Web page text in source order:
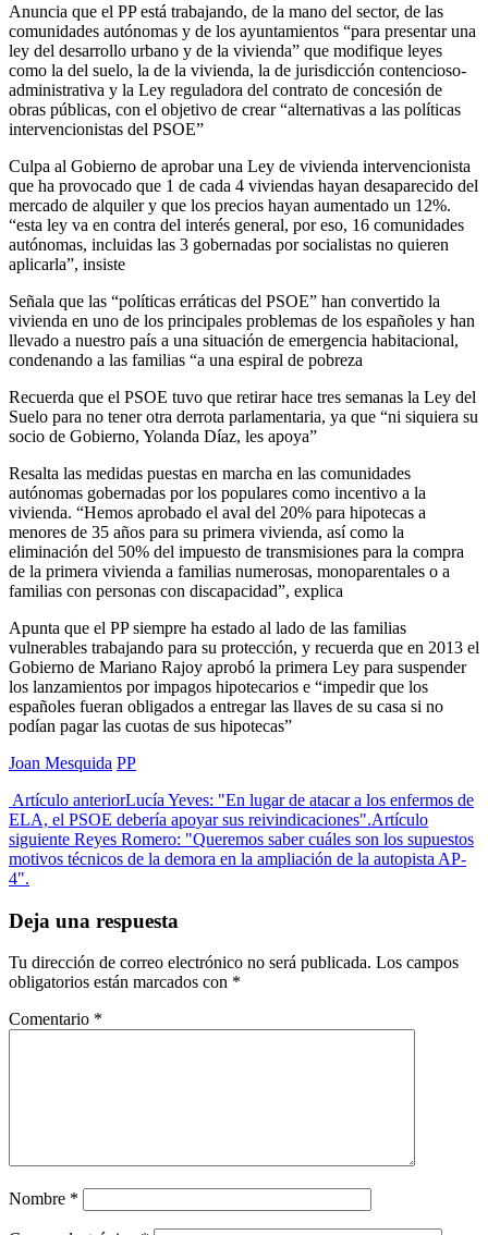
Anuncia que el PP está trabajando, de la mano del sector, de las
comunidades autónomas y de los ayuntamientos “para presentar una
ley del desarrollo urbano y de la vivienda” que modifique leyes
como la del suelo, la de la vivienda, la de jurisdicción contencioso-
administrativa y la Ley reguladora del contrato de concesión de
obras públicas, con el objetivo de crear “alternativas a las políticas
intervencionistas del PSOE”
Culpa al Gobierno de aprobar una Ley de vivienda intervencionista
que ha provocado que 1 de cada 4 viviendas hayan desaparecido del
mercado de alquiler y que los precios hayan aumentado un 12%.
“esta ley va en contra del interés general, por eso, 16 comunidades
autónomas, incluidas las 3 gobernadas por socialistas no quieren
aplicarla”, insiste
Señala que las “políticas erráticas del PSOE” han convertido la
vivienda en uno de los principales problemas de los españoles y han
llevado a nuestro país a una situación de emergencia habitacional,
condenando a las familias “a una espiral de pobreza
Recuerda que el PSOE tuvo que retirar hace tres semanas la Ley del
Suelo para no tener otra derrota parlamentaria, ya que “ni siquiera su
socio de Gobierno, Yolanda Díaz, les apoya”
Resalta las medidas puestas en marcha en las comunidades
autónomas gobernadas por los populares como incentivo a la
vivienda. “Hemos aprobado el aval del 20% para hipotecas a
menores de 35 años para su primera vivienda, así como la
eliminación del 50% del impuesto de transmisiones para la compra
de la primera vivienda a familias numerosas, monoparentales o a
familias con personas con discapacidad”, explica
Apunta que el PP siempre ha estado al lado de las familias
vulnerables trabajando para su protección, y recuerda que en 2013 el
Gobierno de Mariano Rajoy aprobó la primera Ley para suspender
los lanzamientos por impagos hipotecarios e “impedir que los
españoles fueran obligados a entregar las llaves de su casa si no
podían pagar las cuotas de sus hipotecas”
Joan Mesquida PP
Artículo anteriorLucía Yeves: "En lugar de atacar a los enfermos de
ELA, el PSOE debería apoyar sus reivindicaciones".Artículo
siguiente Reyes Romero: "Queremos saber cuáles son los supuestos
motivos técnicos de la demora en la ampliación de la autopista AP-
4".
Deja una respuesta
Tu dirección de correo electrónico no será publicada. Los campos
obligatorios están marcados con *
Comentario *
Nombre *